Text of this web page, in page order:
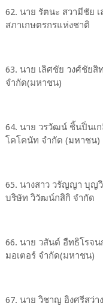
62. นาย รัตนะ สวามีชัย
สภาเกษตรกรแห่งชาติ
63. นาย เลิศชัย วงศ์ชัยสิ
จำกัด(มหาชน)
64. นาย วรวัฒน์ ชิ้นปิ่นเ
โคโคนัท จำกัด (มหาชน)
65. นางสาว วรัญญา บุญ
บริษัท วิวัฒน์กสิกิ จำกัด
66. นาย วสันต์ อืทธิโรจ
มอเตอร์ จำกัด(มหาชน)
67. นาย วิชาญ อิงศรีสว่